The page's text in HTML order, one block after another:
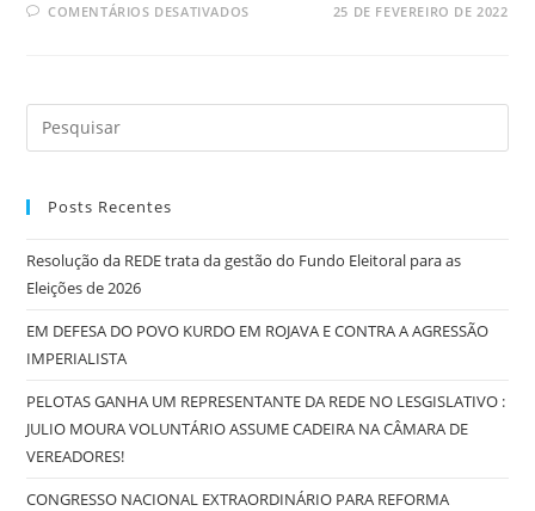
COMENTÁRIOS DESATIVADOS 25 DE FEVEREIRO DE 2022
Posts Recentes
Resolução da REDE trata da gestão do Fundo Eleitoral para as
Eleições de 2026
EM DEFESA DO POVO KURDO EM ROJAVA E CONTRA A AGRESSÃO
IMPERIALISTA
PELOTAS GANHA UM REPRESENTANTE DA REDE NO LESGISLATIVO :
JULIO MOURA VOLUNTÁRIO ASSUME CADEIRA NA CÂMARA DE
VEREADORES!
CONGRESSO NACIONAL EXTRAORDINÁRIO PARA REFORMA